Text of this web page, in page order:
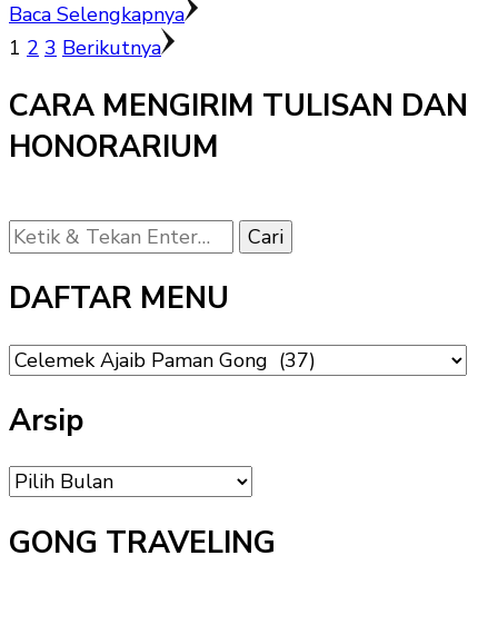
Baca Selengkapnya
Paginasi
pos
Halaman
1 Halaman
2 Halaman
3 Berikutnya
CARA MENGIRIM TULISAN DAN
HONORARIUM
Mencari
Sesuatu?
DAFTAR MENU
DAFTAR
MENU
Arsip
Arsip
GONG TRAVELING